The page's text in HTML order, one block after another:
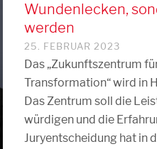
Wundenlecken,
werden
25. FEBRUAR 2023
Das „Zukunftszentrum
Transformation“ wird in
Das Zentrum soll die
würdigen und die
Juryentscheidung hat in